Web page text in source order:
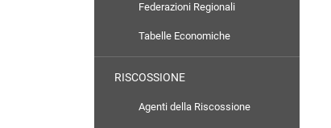
Federazioni Regionali
Tabelle Economiche
RISCOSSIONE
Agenti della Riscossione